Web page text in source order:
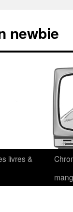
newbie
livres &